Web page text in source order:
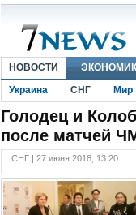
НОВОСТИ
Украина
СНГ Мир
Голодец и
после матчей
СНГ | 27 июня 2018, 13:20